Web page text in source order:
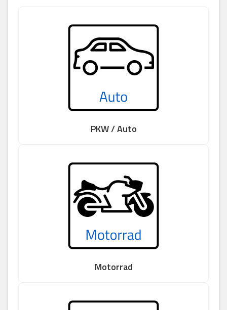
PKW / Auto
Motorrad